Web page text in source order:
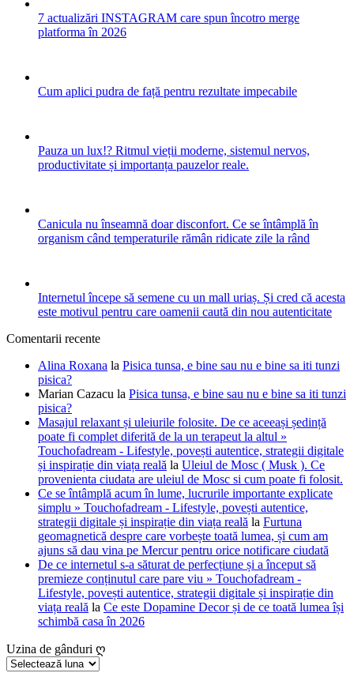
7 actualizări INSTAGRAM care spun încotro merge
platforma în 2026
Cum aplici pudra de față pentru rezultate impecabile
Pauza un lux!? Ritmul vieții moderne, sistemul nervos,
productivitate și importanța pauzelor reale.
Canicula nu înseamnă doar disconfort. Ce se întâmplă în
organism când temperaturile rămân ridicate zile la rând
Internetul începe să semene cu un mall uriaș. Și cred că acesta
este motivul pentru care oamenii caută din nou autenticitate
Comentarii recente
Alina Roxana la Pisica tunsa, e bine sau nu e bine sa iti tunzi
pisica?
Marian Cazacu la Pisica tunsa, e bine sau nu e bine sa iti tunzi
pisica?
Masajul relaxant și uleiurile folosite. De ce aceeași ședință
poate fi complet diferită de la un terapeut la altul »
Touchofadream - Lifestyle, povești autentice, strategii digitale
și inspirație din viața reală la Uleiul de Mosc ( Musk ). Ce
provenienta ciudata are uleiul de Mosc si cum poate fi folosit.
Ce se întâmplă acum în lume, lucrurile importante explicate
simplu » Touchofadream - Lifestyle, povești autentice,
strategii digitale și inspirație din viața reală la Furtuna
geomagnetică despre care vorbește toată lumea, și cum am
ajuns să dau vina pe Mercur pentru orice notificare ciudată
De ce internetul s-a săturat de perfecțiune și a început să
premieze conținutul care pare viu » Touchofadream -
Lifestyle, povești autentice, strategii digitale și inspirație din
viața reală la Ce este Dopamine Decor și de ce toată lumea își
schimbă casa în 2026
Uzina de gânduri ღ
Uzina